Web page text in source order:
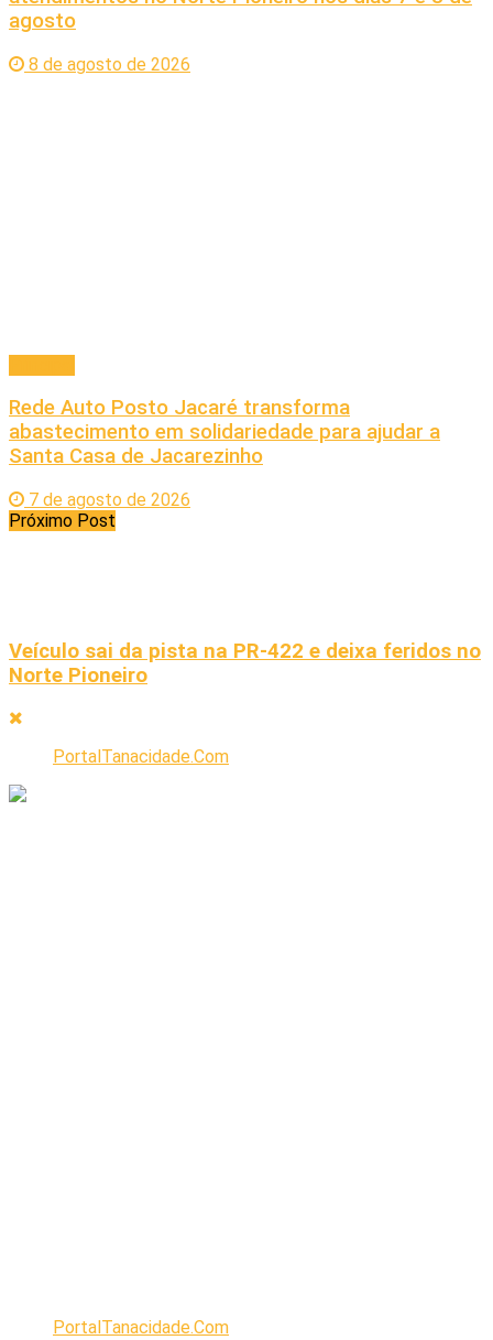
agosto
8 de agosto de 2026
Rede Auto Posto Jacaré transforma
abastecimento em solidariedade para ajudar a
Santa Casa de Jacarezinho
7 de agosto de 2026
Próximo Post
Veículo sai da pista na PR-422 e deixa feridos no
Norte Pioneiro
PortalTanacidade.Com
PortalTanacidade.Com